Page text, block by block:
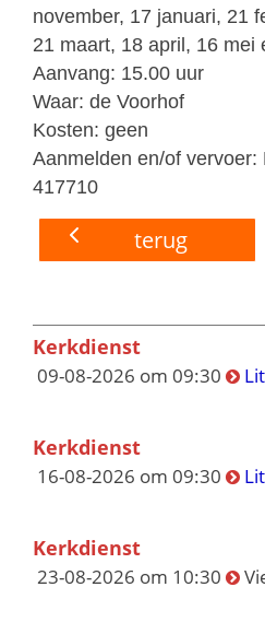
november, 17 januari, 21
21 maart, 18 april, 16 mei
Aanvang: 15.00 uur
Waar: de Voorhof
Kosten: geen
Aanmelden en/of
417710
terug
Kerkdienst
09-08-2026 om 09:30
Kerkdienst
16-08-2026 om 09:30
Kerkdienst
23-08-2026 om 10:30